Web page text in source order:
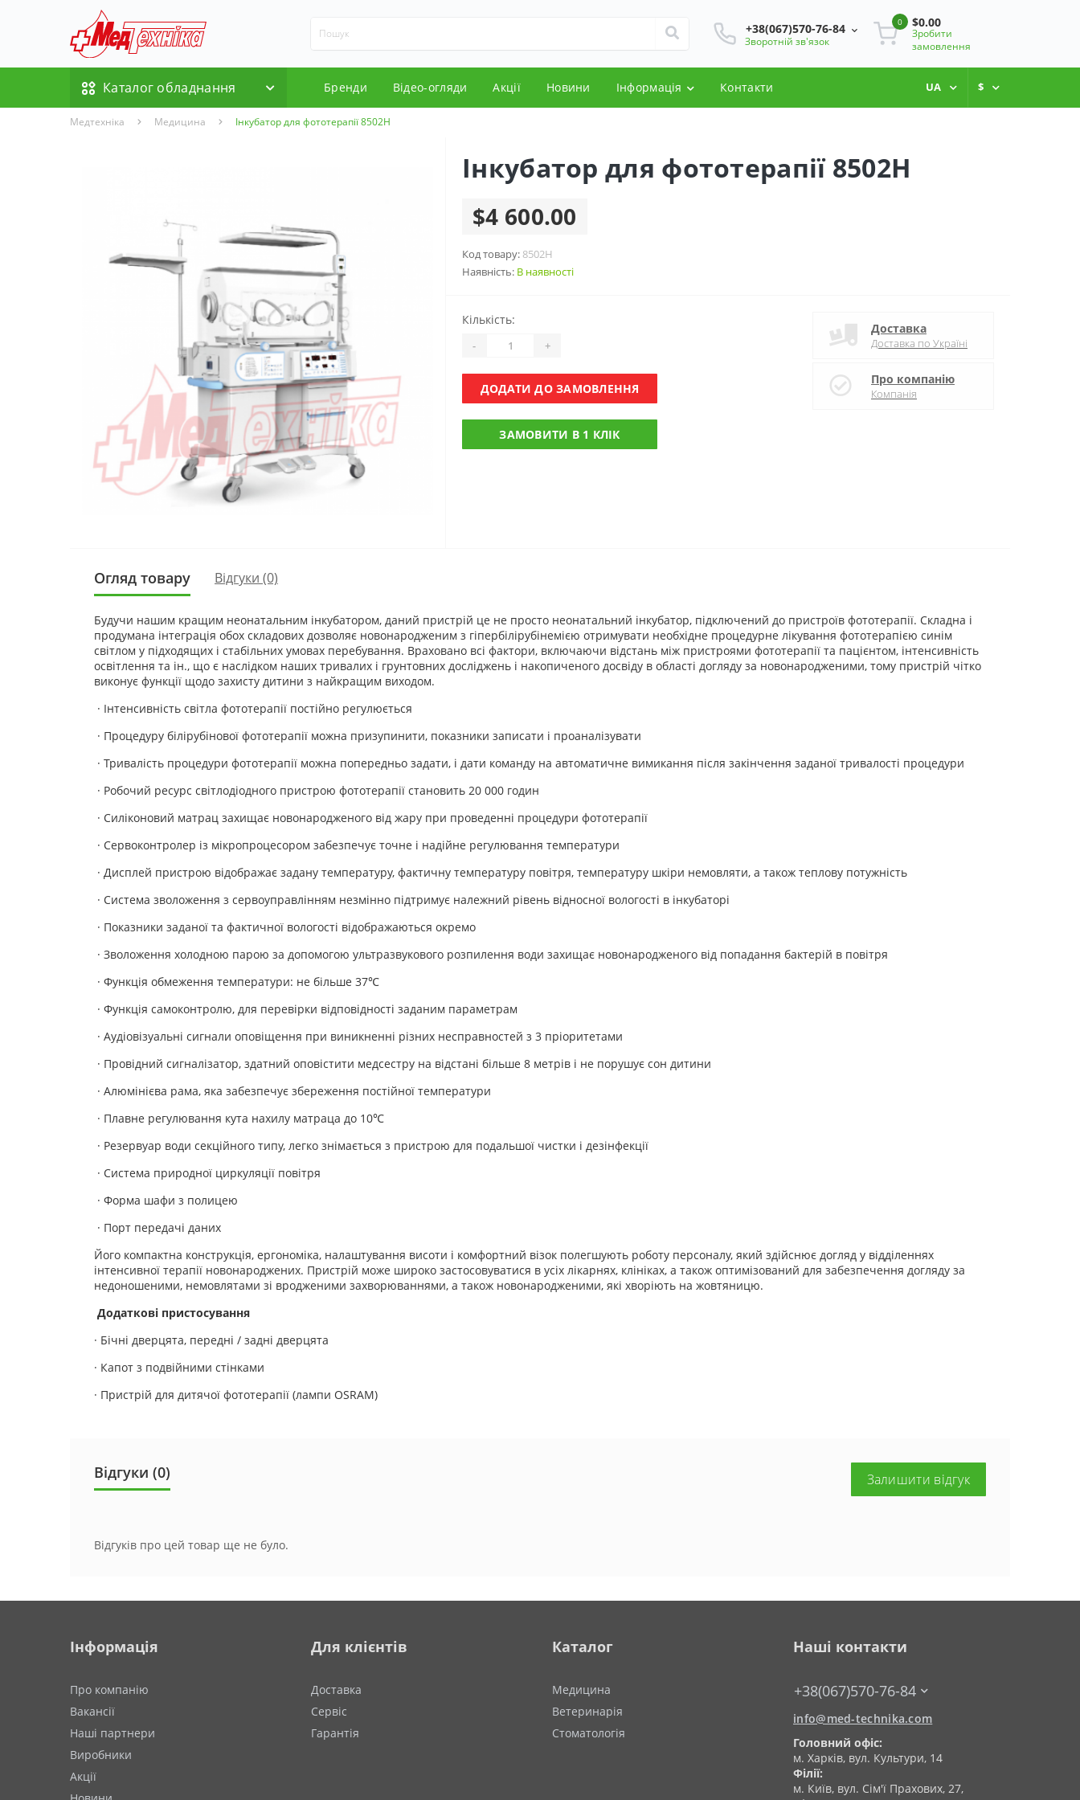
+38(067)570-76-84
Зворотній зв'язок
0 $0.00
Зробити
замовлення
Каталог обладнання Бренди Відео-огляди Акції Новини Інформація Контакти UA $
Медтехніка Медицина Інкубатор для фототерапії 8502H
Інкубатор для фототерапії 8502H
$4 600.00
Код товару: 8502H
Наявність: В наявності
Кількість:
- +
ДОДАТИ ДО ЗАМОВЛЕННЯ
ЗАМОВИТИ В 1 КЛІК
Доставка
Доставка по Україні
Про компанію
Компанія
Огляд товару Відгуки (0)
Будучи нашим кращим неонатальним інкубатором, даний пристрій це не просто неонатальний інкубатор, підключений до пристроїв фототерапії. Складна і
продумана інтеграція обох складових дозволяє новонародженим з гіпербілірубінемією отримувати необхідне процедурне лікування фототерапією синім
світлом у підходящих і стабільних умовах перебування. Враховано всі фактори, включаючи відстань між пристроями фототерапії та пацієнтом, інтенсивність
освітлення та ін., що є наслідком наших тривалих і грунтовних досліджень і накопиченого досвіду в області догляду за новонародженими, тому пристрій чітко
виконує функції щодо захисту дитини з найкращим виходом.
· Інтенсивність світла фототерапії постійно регулюється
· Процедуру білірубінової фототерапії можна призупинити, показники записати і проаналізувати
· Тривалість процедури фототерапії можна попередньо задати, і дати команду на автоматичне вимикання після закінчення заданої тривалості процедури
· Робочий ресурс світлодіодного пристрою фототерапії становить 20 000 годин
· Силіконовий матрац захищає новонародженого від жару при проведенні процедури фототерапії
· Сервоконтролер із мікропроцесором забезпечує точне і надійне регулювання температури
· Дисплей пристрою відображає задану температуру, фактичну температуру повітря, температуру шкіри немовляти, а також теплову потужність
· Система зволоження з сервоуправлінням незмінно підтримує належний рівень відносної вологості в інкубаторі
· Показники заданої та фактичної вологості відображаються окремо
· Зволоження холодною парою за допомогою ультразвукового розпилення води захищає новонародженого від попадання бактерій в повітря
· Функція обмеження температури: не більше 37℃
· Функція самоконтролю, для перевірки відповідності заданим параметрам
· Аудіовізуальні сигнали оповіщення при виникненні різних несправностей з 3 пріоритетами
· Провідний сигналізатор, здатний оповістити медсестру на відстані більше 8 метрів і не порушує сон дитини
· Алюмінієва рама, яка забезпечує збереження постійної температури
· Плавне регулювання кута нахилу матраца до 10℃
· Резервуар води секційного типу, легко знімається з пристрою для подальшої чистки і дезінфекції
· Система природної циркуляції повітря
· Форма шафи з полицею
· Порт передачі даних
Його компактна конструкція, ергономіка, налаштування висоти і комфортний візок полегшують роботу персоналу, який здійснює догляд у відділеннях
інтенсивної терапії новонароджених. Пристрій може широко застосовуватися в усіх лікарнях, клініках, а також оптимізований для забезпечення догляду за
недоношеними, немовлятами зі вродженими захворюваннями, а також новонародженими, які хворіють на жовтяницю.
Додаткові пристосування
· Бічні дверцята, передні / задні дверцята
· Капот з подвійними стінками
· Пристрій для дитячої фототерапії (лампи OSRAM)
Відгуки (0) Залишити відгук
Відгуків про цей товар ще не було.
Інформація
Про компанію
Вакансії
Наші партнери
Виробники
Акції
Для клієнтів
Доставка
Сервіс
Гарантія
Каталог
Медицина
Ветеринарія
Стоматологія
Наші контакти
+38(067)570-76-84
info@med-technika.com
Головний офіс:
м. Харків, вул. Культури, 14
Філії:
м. Київ, вул. Сім'ї Прахових, 27,